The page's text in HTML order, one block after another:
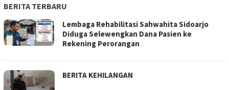
BERITA TERBARU
Lembaga Rehabilitasi Sahwahita Sidoarjo
Diduga Selewengkan Dana Pasien ke
Rekening Perorangan
BERITA KEHILANGAN